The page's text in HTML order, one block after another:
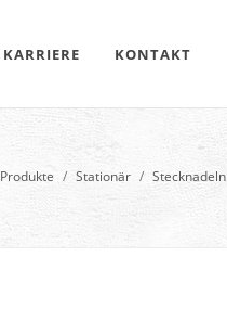
KARRIERE KONTAKT
Produkte Stationär Stecknadeln